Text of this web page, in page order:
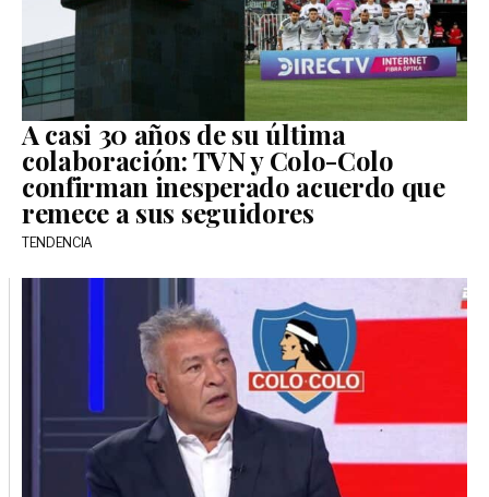
A casi 30 años de su última
colaboración: TVN y Colo-Colo
confirman inesperado acuerdo que
remece a sus seguidores
TENDENCIA